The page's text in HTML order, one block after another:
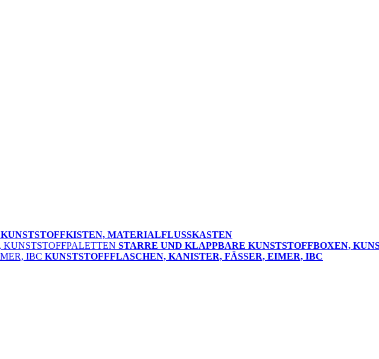
KUNSTSTOFFKISTEN, MATERIALFLUSSKASTEN
STARRE UND KLAPPBARE KUNSTSTOFFBOXEN,
KUNSTSTOFFFLASCHEN, KANISTER, FÄSSER, EIMER, IBC